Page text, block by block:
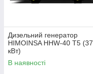
Дизельний генератор
HIMOINSA HHW-40 T5 (37
кВт)
В наявності